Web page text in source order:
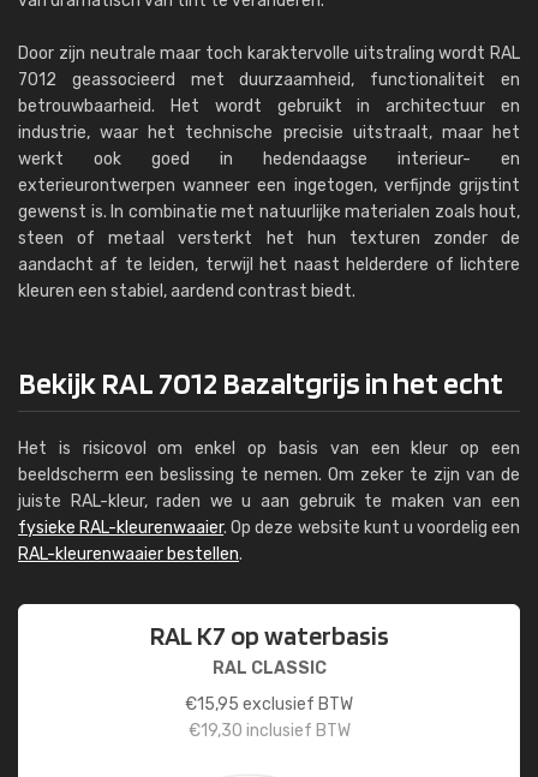
Door zijn neutrale maar toch karaktervolle uitstraling wordt RAL
7012 geassocieerd met duurzaamheid, functionaliteit en
betrouwbaarheid. Het wordt gebruikt in architectuur en
industrie, waar het technische precisie uitstraalt, maar het
werkt ook goed in hedendaagse interieur- en
exterieurontwerpen wanneer een ingetogen, verfijnde grijstint
gewenst is. In combinatie met natuurlijke materialen zoals hout,
steen of metaal versterkt het hun texturen zonder de
aandacht af te leiden, terwijl het naast helderdere of lichtere
kleuren een stabiel, aardend contrast biedt.
Bekijk RAL 7012 Bazaltgrijs in het echt
Het is risicovol om enkel op basis van een kleur op een
beeldscherm een beslissing te nemen. Om zeker te zijn van de
juiste RAL-kleur, raden we u aan gebruik te maken van een
fysieke RAL-kleurenwaaier. Op deze website kunt u voordelig een
RAL-kleurenwaaier bestellen.
RAL K7 op waterbasis
RAL CLASSIC
€15,95 exclusief BTW
€19,30 inclusief BTW